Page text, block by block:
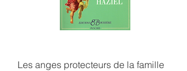
Les anges protecteurs de la famille